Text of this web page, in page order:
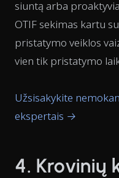
siuntą arba
OTIF sekimas kartu
pristatymo veiklos
vien tik pristatymo
Užsisakykite
ekspertais →
4. Krovinių